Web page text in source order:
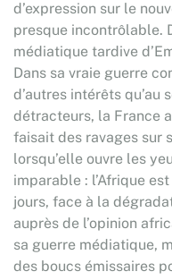
d’expression sur le
presque incontrôlable.
médiatique tardive
Dans sa vraie guerre
d’autres intérêts
détracteurs, la France
faisait des ravages sur
lorsqu’elle ouvre les
imparable : l’Afrique
jours, face à la
auprès de l’opinion
sa guerre médiatique,
des boucs émissaires